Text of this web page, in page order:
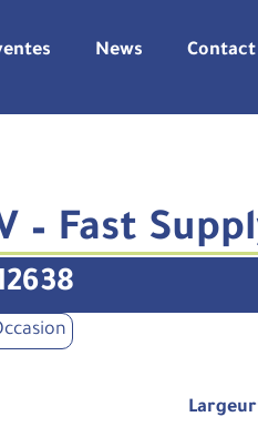
News Contact
– Fast
Largeur